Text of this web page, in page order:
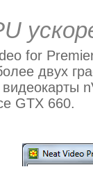
for
двух
видеокарты
GTX 660.